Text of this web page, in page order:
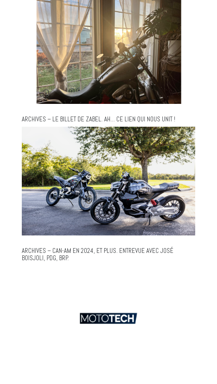
ARCHIVES – LE BILLET DE ZABEL. AH… CE LIEN QUI NOUS UNIT !
ARCHIVES – CAN-AM EN 2024, ET PLUS. ENTREVUE AVEC JOSÉ
BOISJOLI, PDG, BRP.